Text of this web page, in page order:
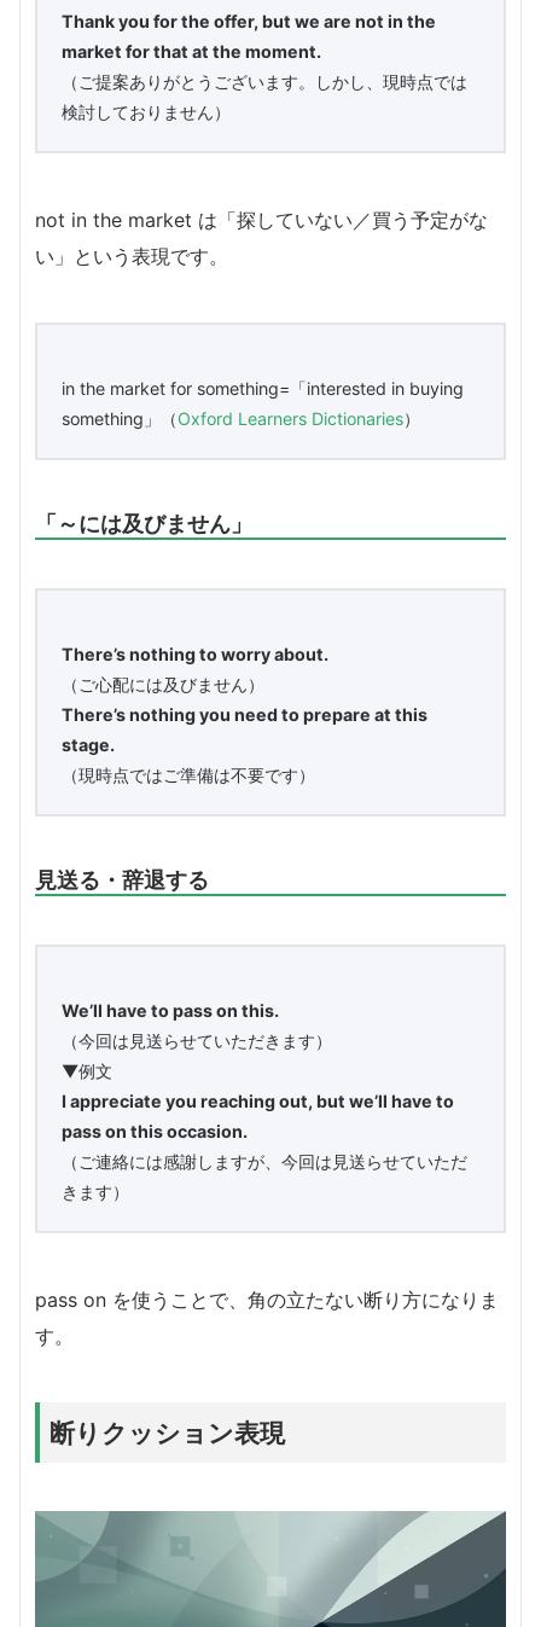
Thank you for the offer, but we are not in the
market for that at the moment.
（ご提案ありがとうございます。しかし、現時点では
検討しておりません）
not in the market は「探していない／買う予定がな
い」という表現です。
in the market for something=「​interested in buying
something」（Oxford Learners Dictionaries）
「～には及びません」
There’s nothing to worry about.
（ご心配には及びません）
There’s nothing you need to prepare at this
stage.
（現時点ではご準備は不要です）
見送る・辞退する
We’ll have to pass on this.
（今回は見送らせていただきます）
▼例文
I appreciate you reaching out, but we’ll have to
pass on this occasion.
（ご連絡には感謝しますが、今回は見送らせていただ
きます）
pass on を使うことで、角の立たない断り方になりま
す。
断りクッション表現